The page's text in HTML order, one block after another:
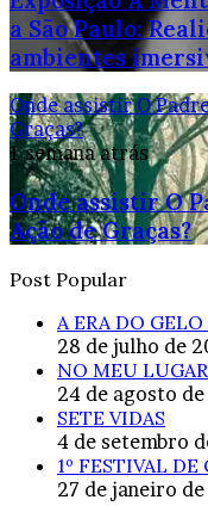
a São Paulo:
ambientes
Onde assistir O
Graças?
1 semana atrás
Onde assistir O
Ação de Graças?
Post Popular
A ERA DO GELO
28 de julho de
NO MEU LUGAR
24 de agosto
SETE VIDAS
4 de setembro
1º FESTIVAL
27 de janeiro